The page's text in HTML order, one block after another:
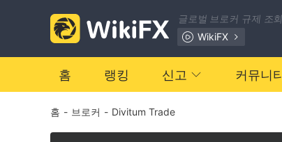
글로벌 브로커 규제 조
WikiFX
홈 랭킹 신고 커뮤니
홈 - 브로커 - Divitum Trade
3
4
5
1
2
3